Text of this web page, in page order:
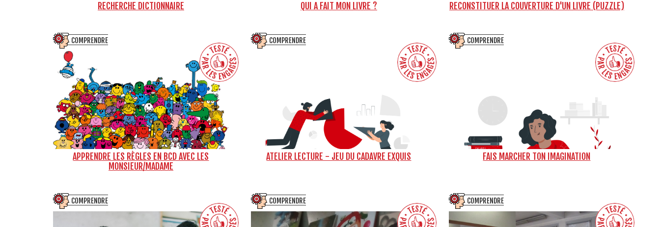
RECHERCHE DICTIONNAIRE QUI A FAIT MON LIVRE ? RECONSTITUER LA COUVERTURE D'UN LIVRE (PUZZLE)
COMPRENDRE
APPRENDRE LES RÈGLES EN BCD AVEC LES
MONSIEUR/MADAME
COMPRENDRE
ATELIER LECTURE - JEU DU CADAVRE EXQUIS
COMPRENDRE
FAIS MARCHER TON IMAGINATION
COMPRENDRE COMPRENDRE COMPRENDRE